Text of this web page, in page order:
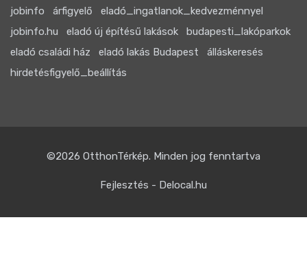
jobinfo
árfigyelő
eladó_ingatlanok_kedvezménnyel
jobinfo.hu
eladó új építésű lakások
budapesti_lakóparkok
eladó családi ház
eladó lakás Budapest
álláskeresés
hirdetésfigyelő_beállítás
©2026 OtthonTérkép. Minden jog fenntartva
Fejlesztés - Delocal.hu